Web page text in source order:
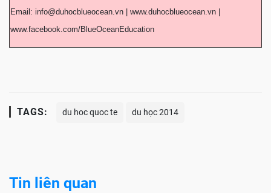
Email: info@duhocblueocean.vn | www.duhocblueocean.vn |
www.facebook.com/BlueOceanEducation
TAGS: du hoc quoc te du học 2014
Tin liên quan